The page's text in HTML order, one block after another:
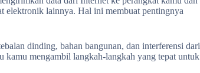
elektronik lainnya. Hal ini membuat pentingnya
dinding, bahan bangunan, dan interferensi dari
kamu mengambil langkah-langkah yang tepat untuk